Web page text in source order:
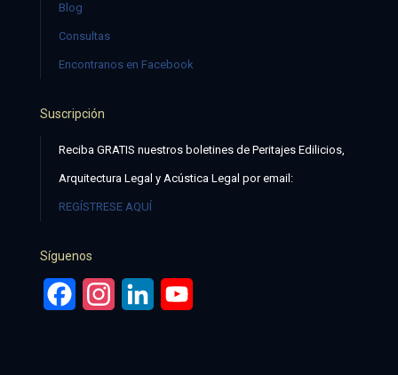
Blog
Consultas
Encontranos en Facebook
Suscripción
Reciba GRATIS nuestros boletines de Peritajes Edilicios,
Arquitectura Legal y Acústica Legal por email:
REGÍSTRESE AQUÍ
Síguenos
FacebookInstagramLinkedIn